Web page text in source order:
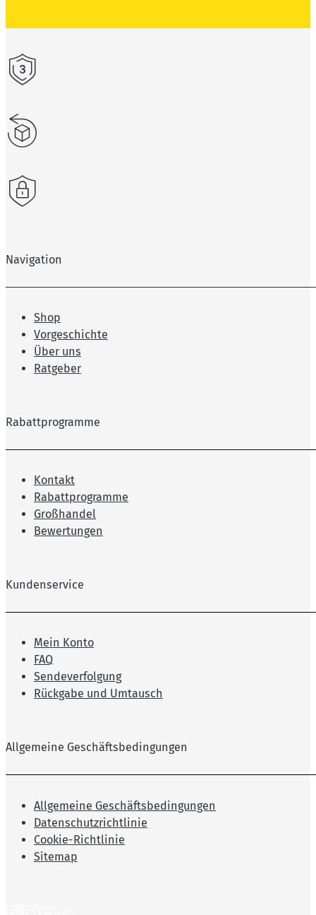
Navigation
Shop
Vorgeschichte
Über uns
Ratgeber
Rabattprogramme
Kontakt
Rabattprogramme
Großhandel
Bewertungen
Kundenservice
Mein Konto
FAQ
Sendeverfolgung
Rückgabe und Umtausch
Allgemeine Geschäftsbedingungen
Allgemeine Geschäftsbedingungen
Datenschutzrichtlinie
Cookie-Richtlinie
Sitemap